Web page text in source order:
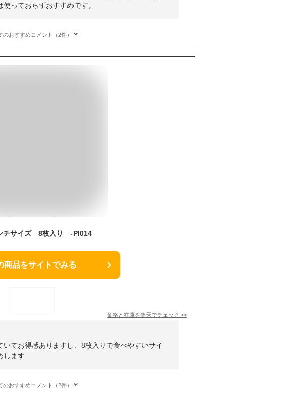
っておらずおすすめです。
のおすすめコメント（2件）
チサイズ 8枚入り -PI014
商品をサイトでみる
価格と在庫を楽天でチェック >>
てお得感ありますし、8枚入りで食べやすいサイ
します
のおすすめコメント（2件）